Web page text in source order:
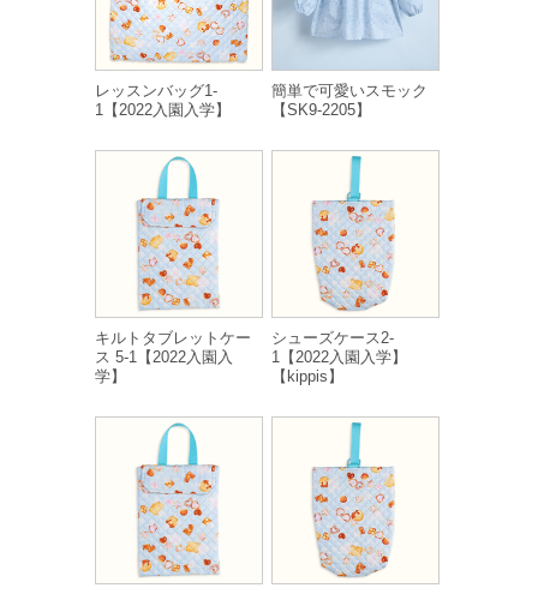
レッスンバッグ1-
1【2022入園入学】
簡単で可愛いスモック
【SK9-2205】
キルトタブレットケー
ス 5-1【2022入園入
学】
シューズケース2-
1【2022入園入学】
【kippis】